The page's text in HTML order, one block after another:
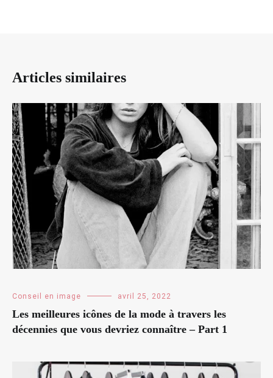
Articles similaires
Conseil en image avril 25, 2022
Les meilleures icônes de la mode à travers les
décennies que vous devriez connaître – Part 1